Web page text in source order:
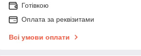
Готівкою
Оплата за реквізитами
Всі умови оплати